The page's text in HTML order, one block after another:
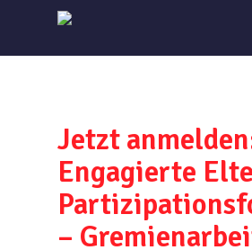
main
Jetzt
Engagierte
–